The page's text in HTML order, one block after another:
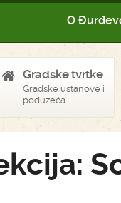
O
Gradske tvrtke
Gradske ustanove i
poduzeća